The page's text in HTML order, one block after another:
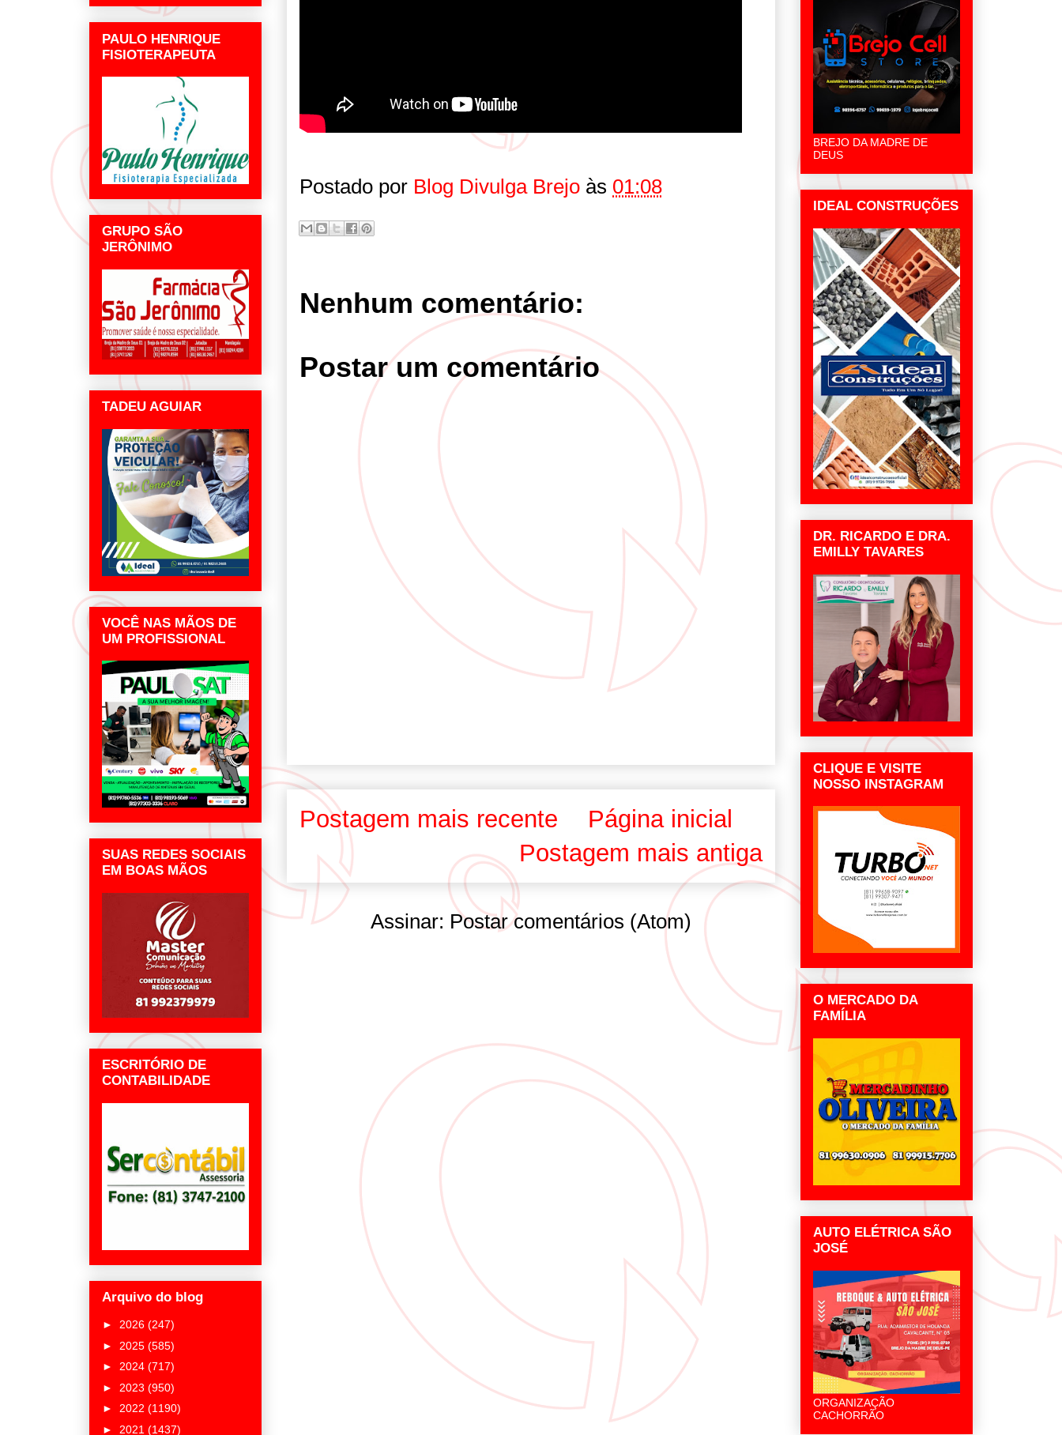
Postado por Blog Divulga Brejo às 01:08
Nenhum comentário:
Postar um comentário
Postagem mais recente
Postagem mais antiga
Página inicial
Assinar: Postar comentários (Atom)
PAULO HENRIQUE
FISIOTERAPEUTA
GRUPO SÃO
JERÔNIMO
TADEU AGUIAR
VOCÊ NAS MÃOS DE
UM PROFISSIONAL
SUAS REDES SOCIAIS
EM BOAS MÃOS
ESCRITÓRIO DE
CONTABILIDADE
Arquivo do blog
► 2026 (247)
► 2025 (585)
► 2024 (717)
► 2023 (950)
► 2022 (1190)
► 2021 (1437)
BREJO DA MADRE DE
DEUS
IDEAL CONSTRUÇÕES
DR. RICARDO E DRA.
EMILLY TAVARES
CLIQUE E VISITE
NOSSO INSTAGRAM
O MERCADO DA
FAMÍLIA
AUTO ELÉTRICA SÃO
JOSÉ
ORGANIZAÇÃO
CACHORRÃO